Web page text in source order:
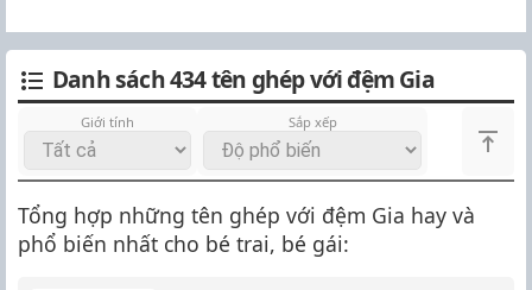
Danh sách 434 tên ghép với đệm Gia
Giới tính Sắp xếp
Tổng hợp những tên ghép với đệm Gia hay và
phổ biến nhất cho bé trai, bé gái: